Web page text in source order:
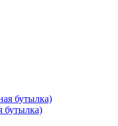
бутылка)